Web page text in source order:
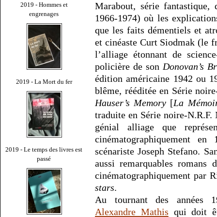
2019 - Hommes et
engrenages
2019 - La Mort du fer
2019 - Le temps des livres est
passé
Marabout, série
1966-1974) où les
que les faits démentiels et
et cinéaste Curt Siodmak (le
l’alliage étonnant de
policière de son Donovan’s
édition américaine 1942 ou
blême, rééditée en Série
Hauser’s Memory [La
traduite en Série noire-
génial alliage que
cinématographiquement
scénariste Joseph Stefano.
aussi remarquables romans
cinématographiquement par
stars.
Au tournant des années
Alexandre Mathis qui doit